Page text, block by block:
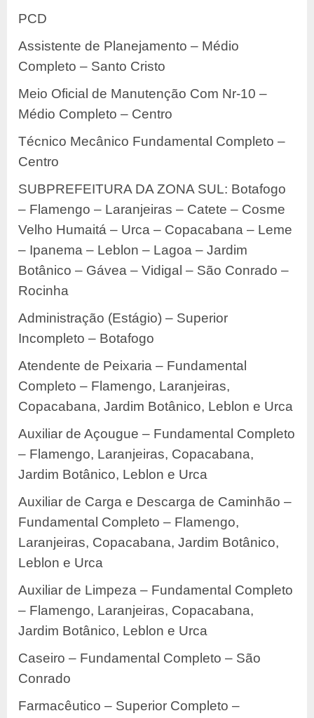
PCD
Assistente de Planejamento – Médio
Completo – Santo Cristo
Meio Oficial de Manutenção Com Nr-10 –
Médio Completo – Centro
Técnico Mecânico Fundamental Completo –
Centro
SUBPREFEITURA DA ZONA SUL: Botafogo
– Flamengo – Laranjeiras – Catete – Cosme
Velho Humaitá – Urca – Copacabana – Leme
– Ipanema – Leblon – Lagoa – Jardim
Botânico – Gávea – Vidigal – São Conrado –
Rocinha
Administração (Estágio) – Superior
Incompleto – Botafogo
Atendente de Peixaria – Fundamental
Completo – Flamengo, Laranjeiras,
Copacabana, Jardim Botânico, Leblon e Urca
Auxiliar de Açougue – Fundamental Completo
– Flamengo, Laranjeiras, Copacabana,
Jardim Botânico, Leblon e Urca
Auxiliar de Carga e Descarga de Caminhão –
Fundamental Completo – Flamengo,
Laranjeiras, Copacabana, Jardim Botânico,
Leblon e Urca
Auxiliar de Limpeza – Fundamental Completo
– Flamengo, Laranjeiras, Copacabana,
Jardim Botânico, Leblon e Urca
Caseiro – Fundamental Completo – São
Conrado
Farmacêutico – Superior Completo –